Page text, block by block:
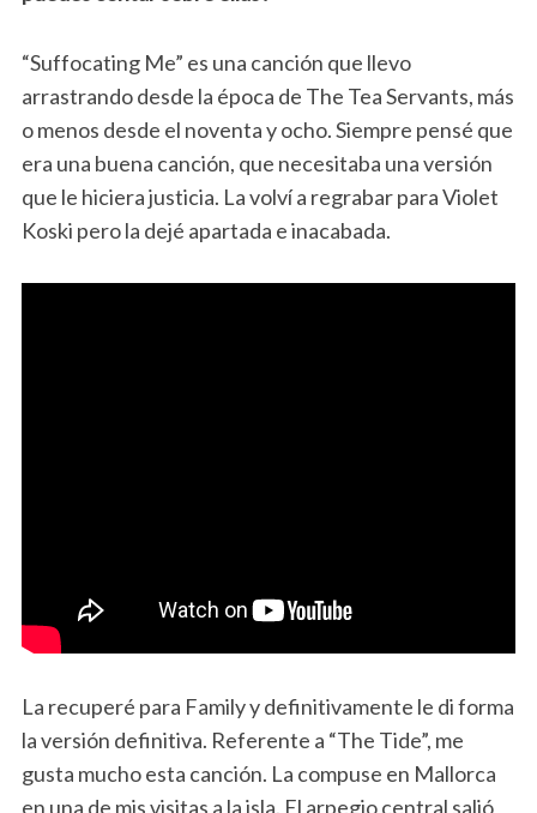
“Suffocating Me” es una canción que llevo
arrastrando desde la época de The Tea Servants, más
o menos desde el noventa y ocho. Siempre pensé que
era una buena canción, que necesitaba una versión
que le hiciera justicia. La volví a regrabar para Violet
Koski pero la dejé apartada e inacabada.
La recuperé para Family y definitivamente le di forma
la versión definitiva. Referente a “The Tide”, me
gusta mucho esta canción. La compuse en Mallorca
en una de mis visitas a la isla. El arpegio central salió